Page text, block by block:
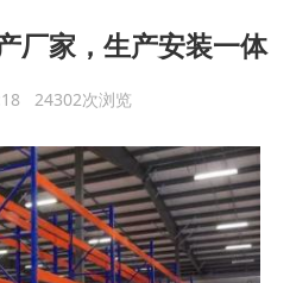
厂家，生产安装一体
24302次浏览